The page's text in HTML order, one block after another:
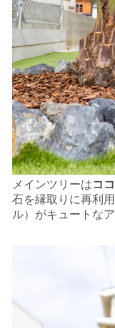
メインツリーはコ
石を縁取りに再利
ル）がキュートな